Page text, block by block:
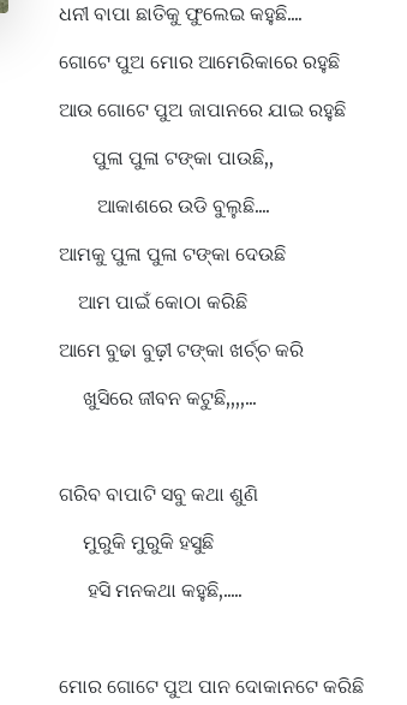
ଧନୀ ବାପା ଛାତିକୁ ଫୁଲେଇ କହୁଛି....
ଗୋଟେ ପୁଅ ମୋର ଆମେରିକାରେ ରହୁଛି
ଆଉ ଗୋଟେ ପୁଅ ଜାପାନରେ ଯାଇ ରହୁଛି
ପୁଳା ପୁଳା ଟଙ୍କା ପାଉଛି,,
ଆକାଶରେ ଉଡି ବୁଲୁଛି....
ଆମକୁ ପୁଳା ପୁଳା ଟଙ୍କା ଦେଉଛି
ଆମ ପାଇଁ କୋଠା କରିଛି
ଆମେ ବୁଢା ବୁଢ଼ୀ ଟଙ୍କା ଖର୍ଚ୍ଚ କରି
ଖୁସିରେ ଜୀବନ କଟୁଛି,,,,...
ଗରିବ ବାପାଟି ସବୁ କଥା ଶୁଣି
ମୁରୁକି ମୁରୁକି ହସୁଛି
ହସି ମନକଥା କହୁଛି,.....
ମୋର ଗୋଟେ ପୁଅ ପାନ ଦୋକାନଟେ କରିଛି